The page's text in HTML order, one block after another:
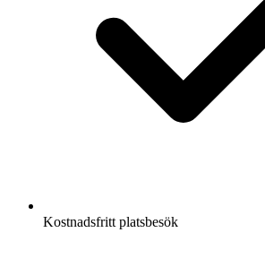
Kostnadsfritt platsbesök